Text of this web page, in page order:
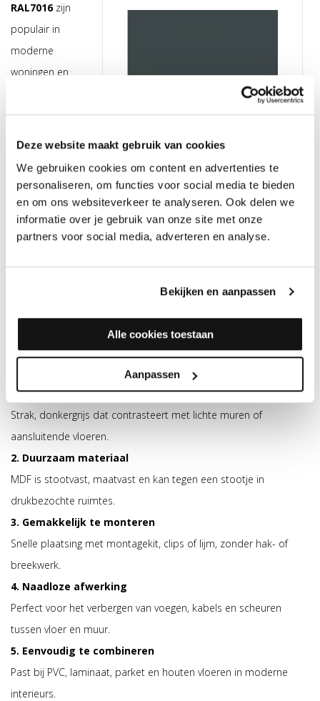
Deze website maakt gebruik van cookies
We gebruiken cookies om content en advertenties te
personaliseren, om functies voor social media te bieden
en om ons websiteverkeer te analyseren. Ook delen we
informatie over je gebruik van onze site met onze
partners voor social media, adverteren en analyse.
Bekijken en aanpassen
Alle cookies toestaan
Aanpassen
RAL7016zijn
populair in
moderne
woningen en
antracietgrijs
effect
, terwijl
MDF een
duurzaam en
makkelijk te
bewerken
RAL7016 op een rij:
1. Moderne uitstraling
Strak, donkergrijs dat contrasteert met lichte muren of
aansluitende vloeren.
2. Duurzaam materiaal
MDF is stootvast, maatvast en kan tegen een stootje in
drukbezochte ruimtes.
3. Gemakkelijk te monteren
Snelle plaatsing met montagekit, clips of lijm, zonder hak- of
breekwerk.
4. Naadloze afwerking
Perfect voor het verbergen van voegen, kabels en scheuren
tussen vloer en muur.
5. Eenvoudig te combineren
Past bij PVC, laminaat, parket en houten vloeren in moderne
interieurs.